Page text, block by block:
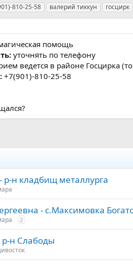
810-25-58 валерий тиккун госцирк
помощь
уточнять по телефону
ведется в районе Госцирка
+7(901)-810-25-58
р-н кладбищ металлурга
- с.Максимовка
2
р-н Слабоды